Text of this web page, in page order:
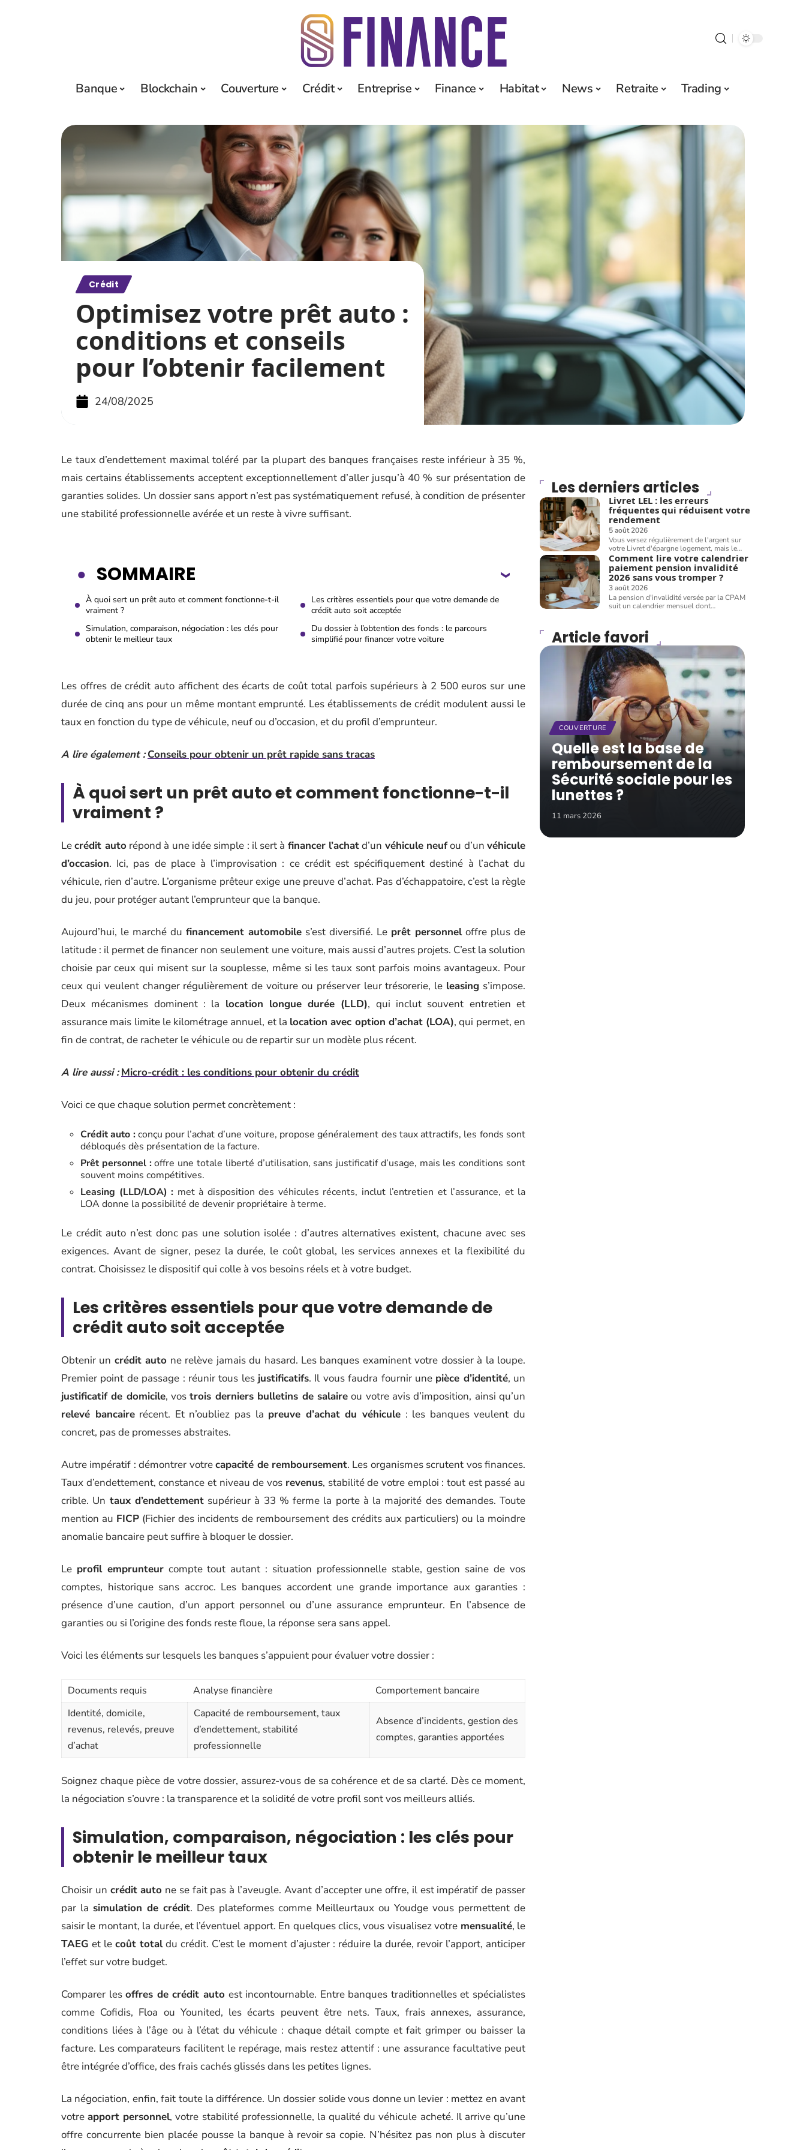
Banque Blockchain Couverture Crédit Entreprise Finance Habitat News Retraite Trading
Crédit
Optimisez votre prêt auto :
conditions et conseils
pour l’obtenir facilement
24/08/2025
Le taux d’endettement maximal toléré par la plupart des banques françaises reste inférieur à 35 %,
mais certains établissements acceptent exceptionnellement d’aller jusqu’à 40 % sur présentation de
garanties solides. Un dossier sans apport n’est pas systématiquement refusé, à condition de présenter
une stabilité professionnelle avérée et un reste à vivre suffisant.
SOMMAIRE
À quoi sert un prêt auto et comment fonctionne-t-il
vraiment ?
Les critères essentiels pour que votre demande de
crédit auto soit acceptée
Simulation, comparaison, négociation : les clés pour
obtenir le meilleur taux
Du dossier à l’obtention des fonds : le parcours
simplifié pour financer votre voiture
Les offres de crédit auto affichent des écarts de coût total parfois supérieurs à 2 500 euros sur une
durée de cinq ans pour un même montant emprunté. Les établissements de crédit modulent aussi le
taux en fonction du type de véhicule, neuf ou d’occasion, et du profil d’emprunteur.
A lire également : Conseils pour obtenir un prêt rapide sans tracas
À quoi sert un prêt auto et comment fonctionne-t-il
vraiment ?
Lecrédit auto répond à une idée simple : il sert à financer l’achatd’un véhicule neufou d’unvéhicule
d’occasion. Ici, pas de place à l’improvisation : ce crédit est spécifiquement destiné à l’achat du
véhicule, rien d’autre. L’organisme prêteur exige une preuve d’achat. Pas d’échappatoire, c’est la règle
du jeu, pour protéger autant l’emprunteur que la banque.
Aujourd’hui, le marché du financement automobile s’est diversifié. Le prêt personneloffre plus de
latitude : il permet de financer non seulement une voiture, mais aussi d’autres projets. C’est la solution
choisie par ceux qui misent sur la souplesse, même si les taux sont parfois moins avantageux. Pour
ceux qui veulent changer régulièrement de voiture ou préserver leur trésorerie, le leasing s’impose.
Deux mécanismes dominent : la location longue durée (LLD), qui inclut souvent entretien et
assurance mais limite le kilométrage annuel, et la location avec option d’achat (LOA), qui permet, en
fin de contrat, de racheter le véhicule ou de repartir sur un modèle plus récent.
A lire aussi : Micro-crédit : les conditions pour obtenir du crédit
Voici ce que chaque solution permet concrètement :
Crédit auto :conçu pour l’achat d’une voiture, propose généralement des taux attractifs, les fonds sont
débloqués dès présentation de la facture.
Prêt personnel :offre une totale liberté d’utilisation, sans justificatif d’usage, mais les conditions sont
souvent moins compétitives.
Leasing (LLD/LOA) : met à disposition des véhicules récents, inclut l’entretien et l’assurance, et la
LOA donne la possibilité de devenir propriétaire à terme.
Le crédit auto n’est donc pas une solution isolée : d’autres alternatives existent, chacune avec ses
exigences. Avant de signer, pesez la durée, le coût global, les services annexes et la flexibilité du
contrat. Choisissez le dispositif qui colle à vos besoins réels et à votre budget.
Les critères essentiels pour que votre demande de
crédit auto soit acceptée
Obtenir un crédit auto ne relève jamais du hasard. Les banques examinent votre dossier à la loupe.
Premier point de passage : réunir tous les justificatifs. Il vous faudra fournir une pièce d’identité, un
justificatif de domicile, vostrois derniers bulletins de salaireou votre avis d’imposition, ainsi qu’un
relevé bancairerécent. Et n’oubliez pas la preuve d’achat du véhicule : les banques veulent du
concret, pas de promesses abstraites.
Autre impératif : démontrer votrecapacité de remboursement. Les organismes scrutent vos finances.
Taux d’endettement, constance et niveau de vos revenus, stabilité de votre emploi : tout est passé au
crible. Un taux d’endettementsupérieur à 33 % ferme la porte à la majorité des demandes. Toute
mention au FICP (Fichier des incidents de remboursement des crédits aux particuliers) ou la moindre
anomalie bancaire peut suffire à bloquer le dossier.
Le profil emprunteurcompte tout autant : situation professionnelle stable, gestion saine de vos
comptes, historique sans accroc. Les banques accordent une grande importance aux garanties :
présence d’une caution, d’un apport personnel ou d’une assurance emprunteur. En l’absence de
garanties ou si l’origine des fonds reste floue, la réponse sera sans appel.
Voici les éléments sur lesquels les banques s’appuient pour évaluer votre dossier :
Documents requis Analyse financière
Comportement bancaire
Identité, domicile,
revenus, relevés, preuve
d’achat
Capacité de remboursement, taux
d’endettement, stabilité
professionnelle
Absence d’incidents, gestion des
comptes, garanties apportées
Soignez chaque pièce de votre dossier, assurez-vous de sa cohérence et de sa clarté. Dès ce moment,
la négociation s’ouvre : la transparence et la solidité de votre profil sont vos meilleurs alliés.
Simulation, comparaison, négociation : les clés pour
obtenir le meilleur taux
Choisir un crédit auto ne se fait pas à l’aveugle. Avant d’accepter une offre, il est impératif de passer
par la simulation de crédit. Des plateformes comme Meilleurtaux ou Youdge vous permettent de
saisir le montant, la durée, et l’éventuel apport. En quelques clics, vous visualisez votre mensualité, le
TAEG et lecoût totaldu crédit. C’est le moment d’ajuster : réduire la durée, revoir l’apport, anticiper
l’effet sur votre budget.
Comparer lesoffres de crédit auto est incontournable. Entre banques traditionnelles et spécialistes
comme Cofidis, Floa ou Younited, les écarts peuvent être nets. Taux, frais annexes, assurance,
conditions liées à l’âge ou à l’état du véhicule : chaque détail compte et fait grimper ou baisser la
facture. Les comparateurs facilitent le repérage, mais restez attentif : une assurance facultative peut
être intégrée d’office, des frais cachés glissés dans les petites lignes.
La négociation, enfin, fait toute la différence. Un dossier solide vous donne un levier : mettez en avant
votreapport personnel, votre stabilité professionnelle, la qualité du véhicule acheté. Il arrive qu’une
offre concurrente bien placée pousse la banque à revoir sa copie. N’hésitez pas non plus à discuter
Les derniers articles
Livret LEL : les erreurs
fréquentes qui réduisent votre
rendement
5 août 2026
Vous versez régulièrement de l'argent sur
votre Livret d'épargne logement, mais le…
Comment lire votre calendrier
paiement pension invalidité
2026 sans vous tromper ?
3 août 2026
La pension d'invalidité versée par la CPAM
suit un calendrier mensuel dont…
Article favori
COUVERTURE
Quelle est la base de
remboursement de la
Sécurité sociale pour les
lunettes ?
11 mars 2026